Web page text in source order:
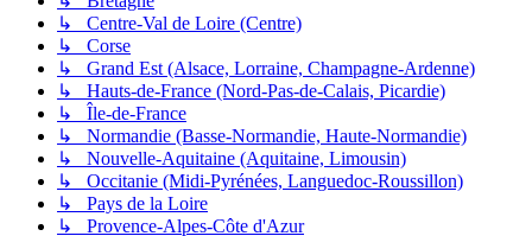
↳ Centre-Val de Loire (Centre)
↳ Corse
↳ Grand Est (Alsace, Lorraine, Champagne-Ardenne)
↳ Hauts-de-France (Nord-Pas-de-Calais, Picardie)
↳ Île-de-France
↳ Normandie (Basse-Normandie, Haute-Normandie)
↳ Nouvelle-Aquitaine (Aquitaine, Limousin)
↳ Occitanie (Midi-Pyrénées, Languedoc-Roussillon)
↳ Pays de la Loire
↳ Provence-Alpes-Côte d'Azur